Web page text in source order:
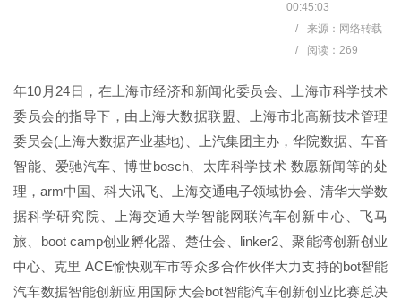
00:45:03
/
来源：网络转载
/
阅读： 269
年10月24日，在上海市经济和新闻化委员会、上海市科学技术
委员会的指导下，由上海大数据联盟、上海市北高新技术管理
委员会(上海大数据产业基地)、上汽集团主办，华院数据、车音
智能、爱驰汽车、博世bosch、太库科学技术 数愿新闻等的处
理，arm中国、科大讯飞、上海交通电子领域协会、清华大学数
据科学研究院、上海交通大学智能网联汽车创新中心、飞马
旅、boot camp创业孵化器、楚仕会、linker2、聚能湾创新创业
中心、克里 ACE愉快观车市等众多合作伙伴大力支持的bot智能
汽车数据智能创新应用国际大会bot智能汽车创新创业比赛总决